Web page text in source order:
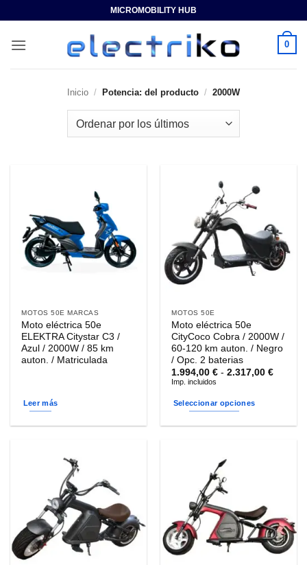
contenido
MICROMOBILITY HUB
0
Inicio / Potencia: del producto / 2000W
MOTOS 50E MARCAS
Moto eléctrica 50e
ELEKTRA Citystar C3 /
Azul / 2000W / 85 km
auton. / Matriculada
Leer más
MOTOS 50E
Moto eléctrica 50e
CityCoco Cobra / 2000W /
60-120 km auton. / Negro
/ Opc. 2 baterias
1.994,00€ - 2.317,00€Rango
Imp. incluidos
Seleccionar opciones
variantes.
opciones
se
pueden
elegir